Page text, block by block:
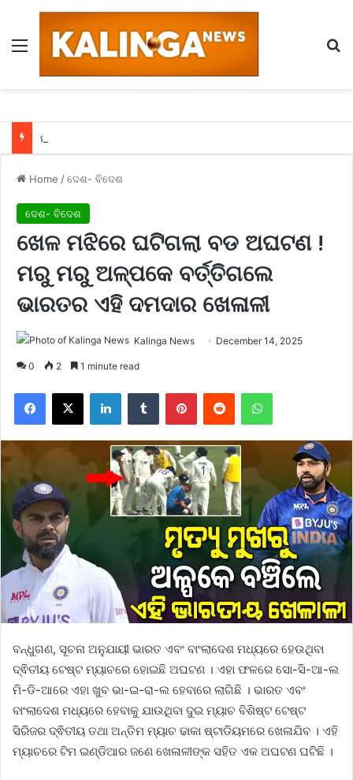
Menu
Home /ଦେଶ- ବିଦେଶ
ଦେଶ- ବିଦେଶ
ଖେଳ ମଝିରେ ଘଟିଗଲା ବଡ ଅଘଟଣ !
ମରୁ ମରୁ ଅଳ୍ପକେ ବର୍ତ୍ତିଗଲେ
ଭାରତର ଏହି ଦମଦାର ଖେଳାଳୀ
Kalinga News December 14, 2025
0 2 1 minute read
Facebook
X LinkedInTumblr PinterestReddit WhatsApp
ବନ୍ଧୁଗଣ, ସୂଚନା ଅନୁଯାୟୀ ଭାରତ ଏବଂ ବାଂଲାଦେଶ ମଧ୍ୟରେ ହେଉଥିବା
ଦ୍ଵିତୀୟ ଟେଷ୍ଟ ମ୍ୟାଚରେ ହୋଇଛି ଅଘଟଣ । ଏହା ଫଳରେ ସୋ-ସି-ଆ-ଲ
ମି-ଡି-ଆରେ ଏହା ଖୁବ ଭା-ଇ-ରା-ଲ ହେବାରେ ଲାଗିଛି । ଭାରତ ଏବଂ
ବାଂଲାଦେଶ ମଧ୍ୟରେ ହେବାକୁ ଯାଉଥିବା ଦୁଇ ମ୍ୟାଚ ବିଶିଷ୍ଟ ଟେଷ୍ଟ
ସିରିଜର ଦ୍ଵିତୀୟ ତଥା ଅନ୍ତିମ ମ୍ୟାଚ ଢାକା ଷ୍ଟାଡିୟମରେ ଖେଳାଯିବ । ଏହି
ମ୍ୟାଚରେ ଟିମ ଇଣ୍ଡିଆର ଜଣେ ଖେଳାଳୀଙ୍କ ସହିତ ଏକ ଅଘଟଣ ଘଟିଛି ।